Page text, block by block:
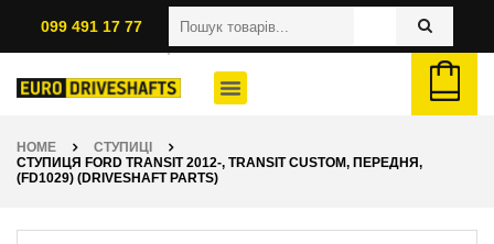
099 491 17 77
HOME
СТУПИЦІ
СТУПИЦЯ FORD TRANSIT 2012-, TRANSIT CUSTOM, ПЕРЕДНЯ,
(FD1029) (DRIVESHAFT PARTS)